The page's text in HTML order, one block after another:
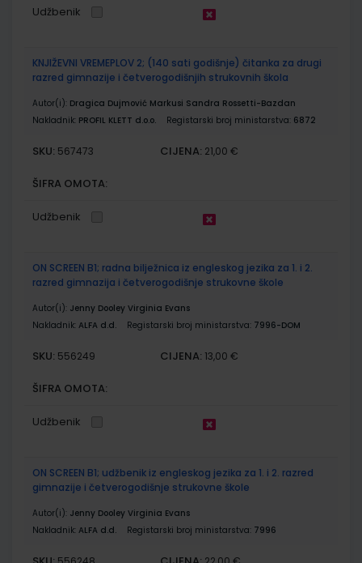
Udžbenik
KNJIŽEVNI VREMEPLOV 2; (140 sati godišnje) čitanka za drugi
razred gimnazije i četverogodišnjih strukovnih škola
Autor(i): Dragica Dujmović Markusi Sandra Rossetti-Bazdan
Nakladnik: PROFIL KLETT d.o.o. Registarski broj ministarstva: 6872
SKU: 567473 CIJENA: 21,00 €
ŠIFRA OMOTA:
Udžbenik
ON SCREEN B1; radna bilježnica iz engleskog jezika za 1. i 2.
razred gimnazija i četverogodišnje strukovne škole
Autor(i): Jenny Dooley Virginia Evans
Nakladnik: ALFA d.d. Registarski broj ministarstva: 7996-DOM
SKU: 556249 CIJENA: 13,00 €
ŠIFRA OMOTA:
Udžbenik
ON SCREEN B1; udžbenik iz engleskog jezika za 1. i 2. razred
gimnazije i četverogodišnje strukovne škole
Autor(i): Jenny Dooley Virginia Evans
Nakladnik: ALFA d.d. Registarski broj ministarstva: 7996